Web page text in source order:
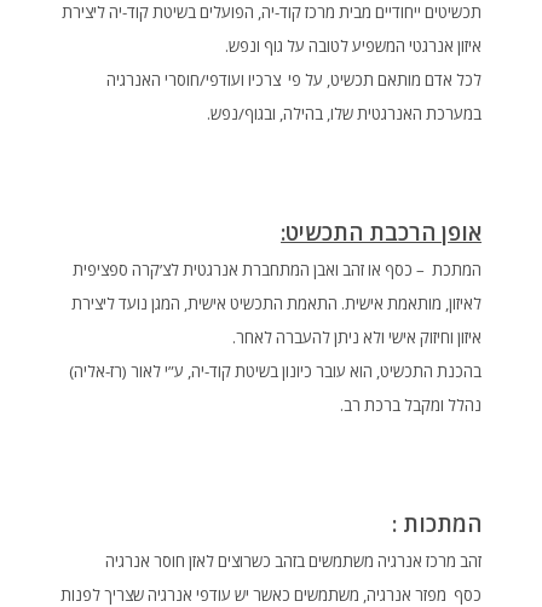
תכשיטים ייחודיים מבית מרכז קוד-יה, הפועלים בשיטת קוד-יה ליצירת
איזון אנרגטי המשפיע לטובה על גוף ונפש.
לכל אדם מותאם תכשיט, על פי צרכיו ועודפי/חוסרי האנרגיה
במערכת האנרגטית שלו, בהילה, ובגוף/נפש.
אופן הרכבת התכשיט:
המתכת – כסף או זהב ואבן המתחברת אנרגטית לצ’קרה ספציפית
לאיזון, מותאמת אישית. התאמת התכשיט אישית, המגן נועד ליצירת
איזון וחיזוק אישי ולא ניתן להעברה לאחר.
בהכנת התכשיט, הוא עובר כיונון בשיטת קוד-יה, ע”י לאור (רז-אליה)
נהלל ומקבל ברכת רב.
המתכות :
זהב מרכז אנרגיה משתמשים בזהב כשרוצים לאזן חוסר אנרגיה
כסף מפזר אנרגיה, משתמשים כאשר יש עודפי אנרגיה שצריך לפנות